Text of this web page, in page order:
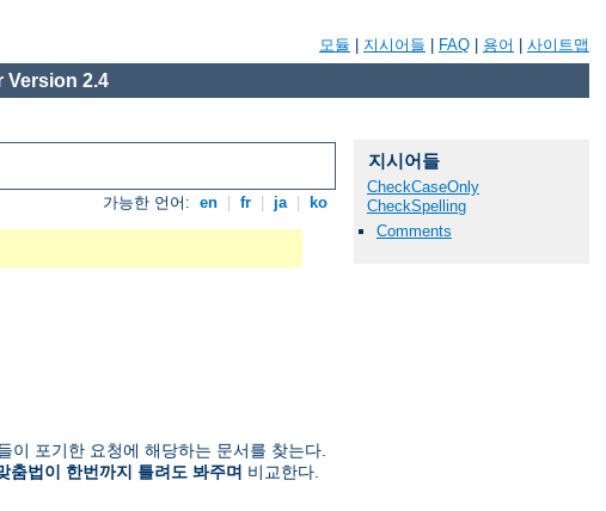
모듈 지시어들 FAQ 용어 사이트맵
Version 2.4
가능한 언어: en fr ja ko
이 포기한 요청에 해당하는 문서를 찾는다.
춤법이 한번까지 틀려도 봐주며 비교한다.
지시어들
CheckCaseOnly
CheckSpelling
Comments